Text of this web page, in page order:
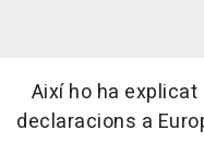
Així ho ha
declaracions a